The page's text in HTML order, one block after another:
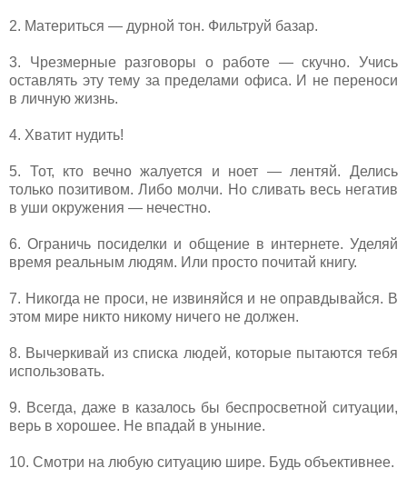
2. Материться — дурной тон. Фильтруй базар.
3. Чрезмерные разговоры о работе — скучно. Учись
оставлять эту тему за пределами офиса. И не переноси
в личную жизнь.
4. Хватит нудить!
5. Тот, кто вечно жалуется и ноет — лентяй. Делись
только позитивом. Либо молчи. Но сливать весь негатив
в уши окружения — нечестно.
6. Ограничь посиделки и общение в интернете. Уделяй
время реальным людям. Или просто почитай книгу.
7. Никогда не проси, не извиняйся и не оправдывайся. В
этом мире никто никому ничего не должен.
8. Вычеркивай из списка людей, которые пытаются тебя
использовать.
9. Всегда, даже в казалось бы беспросветной ситуации,
верь в хорошее. Не впадай в уныние.
10. Смотри на любую ситуацию шире. Будь объективнее.